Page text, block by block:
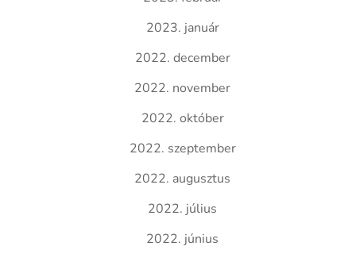
2023. január
2022. december
2022. november
2022. október
2022. szeptember
2022. augusztus
2022. július
2022. június